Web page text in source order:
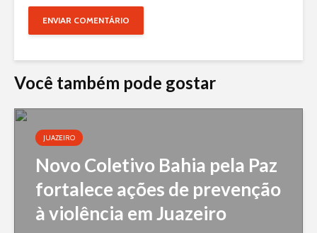
Você também pode gostar
JUAZEIRO
Novo Coletivo Bahia pela Paz
fortalece ações de prevenção
à violência em Juazeiro